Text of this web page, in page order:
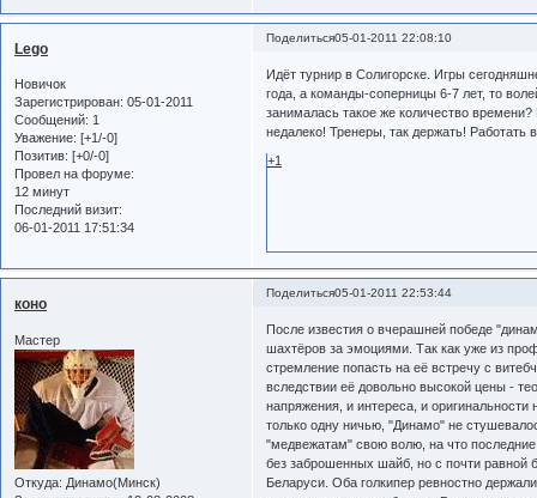
Поделиться05-01-2011 22:08:10
Lego
Новичок
Зарегистрирован: 05-01-2011
Сообщений: 1
Уважение: [+1/-0]
Позитив: [+0/-0]
Провел на форуме:
12 минут
Последний визит:
06-01-2011 17:51:34
Идёт турнир в Солигорске. Игры
года, а команды-соперницы 6-7 лет, то
занималась такое же количество
недалеко! Тренеры, так держать!
+1
Поделиться05-01-2011 22:53:44
коно
Мастер
Откуда: Динамо(Минск)
После известия о вчерашней победе
шахтёров за эмоциями. Так как уже из
стремление попасть на её встречу с
вследствии её довольно высокой цены -
напряжения, и интереса, и
только одну ничью, "Динамо" не
"медвежатам" свою волю, на что
без заброшенных шайб, но с почти равной
Беларуси. Оба голкипер ревностно